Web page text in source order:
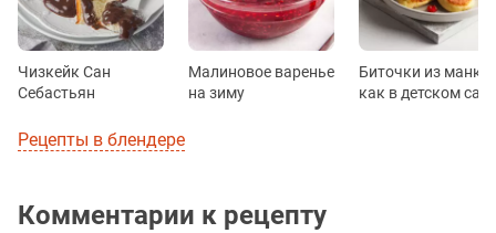
Чизкейк Сан
Себастьян
Малиновое варенье
на зиму
Биточки из манки
как в детском саду
Рецепты в блендере
Комментарии к рецепту